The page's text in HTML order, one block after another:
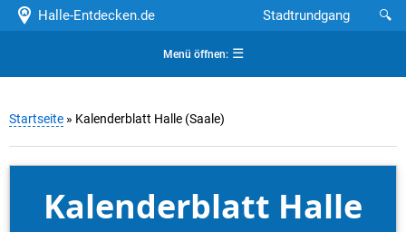
Halle-Entdecken.de 🔍
Stadtrundgang
Menü öffnen:☰
Startseite » Kalenderblatt Halle (Saale)
Kalenderblatt Halle